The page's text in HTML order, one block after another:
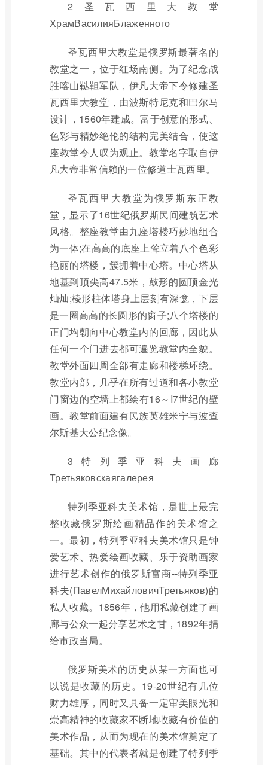
2圣瓦西里大教堂
ХрамВасилияБлаженного
圣瓦西里大教堂是俄罗斯最著名的
教堂之一，位于红场南侧。为了纪念战
胜喀山鞑靼军队，伊凡大帝下令修建圣
瓦西里大教堂，由波斯特尼克和巴尔马
设计，1560年建成。富于创意的形式、
色彩与精妙绝伦的结构完美结合，使这
座教堂令人叹为观止。教堂名字取自伊
凡大帝非常信赖的一位修道士瓦西里。
圣瓦西里大教堂为俄罗斯东正教
堂，显示了16世纪俄罗斯民间建筑艺术
风格。整座教堂由九座塔楼巧妙地组合
为一体;在高高的底座上耸立着八个色彩
艳丽的塔楼，簇拥着中心塔。中心塔从
地基到顶尖高47.5米，鼓形的圆顶金光
灿灿;棱形柱体塔身上层刻有深龛，下层
是一圈高高的长圆形的窗子;八个塔楼的
正门均朝向中心教堂内的回廊，因此从
任何一个门进去都可遍览教堂内全貌。
教堂外面四周全部有走廊和楼梯环绕。
教堂内部，几乎在所有过道和各小教堂
门窗边的空墙上都绘有16～I7世纪的壁
画。教堂前面建有民族英雄米宁与波查
尔斯基大公纪念像。
3特列季亚科夫画廊
Третьяковскаягалерея
特列季亚科夫美术馆，是世上最完
整收藏俄罗斯绘画精品作的美术馆之
一。最初，特列季亚科夫美术馆只是钟
爱艺术、热爱绘画收藏、乐于资助画家
进行艺术创作的俄罗斯富商--特列季亚
科夫(ПавелМихайловичТретьяков)的
私人收藏。1856年，他用私藏创建了画
廊与公众一起分享艺术之甘，1892年捐
给市政当局。
俄罗斯美术的历史从某一方面也可
以说是收藏的历史。19-20世纪有几位
财力雄厚，同时又具备一定审美眼光和
崇高精神的收藏家不断地收藏有价值的
美术作品，从而为现在的美术馆奠定了
基础。其中的代表者就是创建了特列季